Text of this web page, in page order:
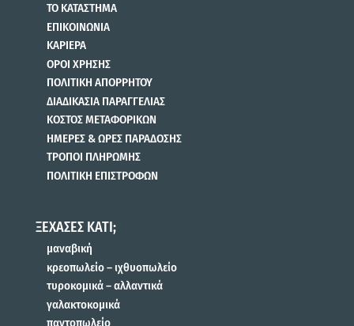
ΤΟ ΚΑΤΑΣΤΗΜΑ
ΕΠΙΚΟΙΝΩΝΙΑ
ΚΑΡΙΕΡΑ
ΟΡΟΙ ΧΡΗΣΗΣ
ΠΟΛΙΤΙΚΗ ΑΠΟΡΡΗΤΟΥ
ΔΙΑΔΙΚΑΣΙΑ ΠΑΡΑΓΓΕΛΙΑΣ
ΚΟΣΤΟΣ ΜΕΤΑΦΟΡΙΚΩΝ
ΗΜΕΡΕΣ & ΩΡΕΣ ΠΑΡΑΔΟΣΗΣ
ΤΡΟΠΟΙ ΠΛΗΡΩΜΗΣ
ΠΟΛΙΤΙΚΗ ΕΠΙΣΤΡΟΦΩΝ
ΞΕΧΑΣΕΣ ΚΑΤΙ;
μαναβική
κρεοπωλείο – ιχθυοπωλείο
τυροκομικά – αλλαντικά
γαλακτοκομικά